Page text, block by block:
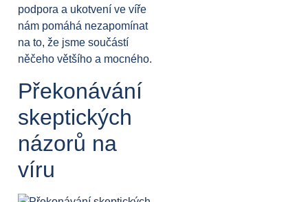
podpora a ukotvení ve víře
nám pomáhá nezapomínat
na to, že jsme součástí
něčeho většího a mocného.
Překonávání
skeptických
názorů na
víru